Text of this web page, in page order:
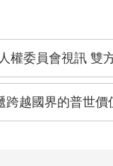
權委員會視訊 雙
跨越國界的普世